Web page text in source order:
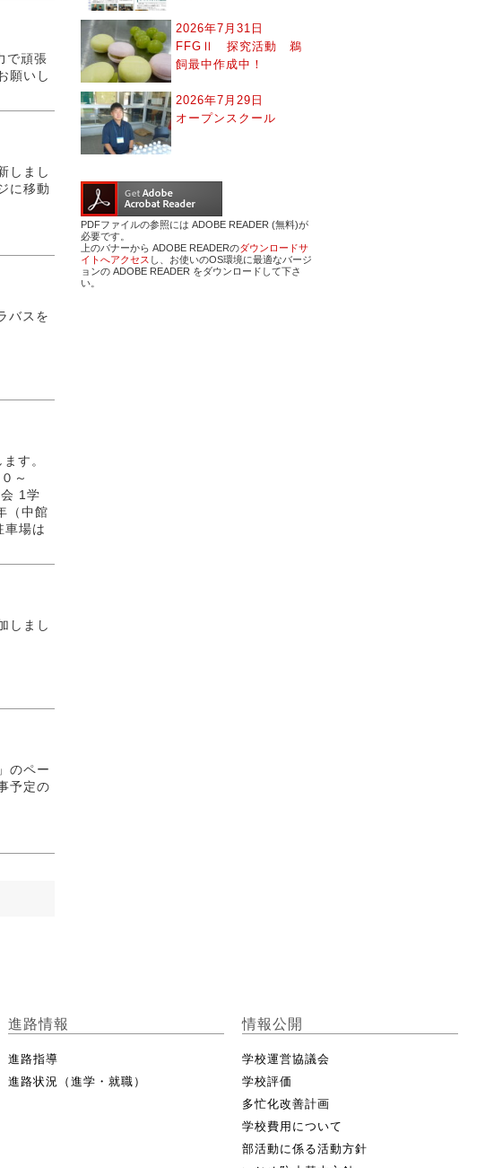
で頑張
願いし
しまし
に移動
バスを
す。
０～
1学
（中館
場は
しまし
のペー
予定の
2026年7月31日
FFGⅡ 探究活動 鵜
飼最中作成中！
2026年7月29日
オープンスクール
PDFファイルの参照には ADOBE READER (無料)が
必要です。
上のバナーから ADOBE READERのダウンロードサ
イトへアクセス し、お使いのOS環境に最適なバージ
ョンの ADOBE READER をダウンロードして下さ
い。
進路情報
進路指導
進路状況（進学・就職）
情報公開
学校運営協議会
学校評価
多忙化改善計画
学校費用について
部活動に係る活動方針